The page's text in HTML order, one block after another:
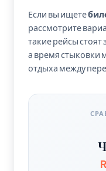
Если вы ищете
рассмотрите
такие рейсы
а время стыковки
отдыха между